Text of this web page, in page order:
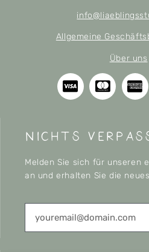
Allgemeine
Über uns
nichts
Melden Sie sich für unseren
an und erhalten Sie die